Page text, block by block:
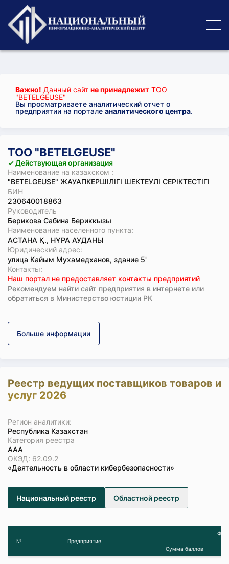
Важно! Данный сайт не принадлежит ТОО
"BETELGEUSE"
Вы просматриваете аналитический отчет о
предприятии на портале аналитического центра.
ТОО "BETELGEUSE"
✓ Действующая организация
Наименование на казахском :
"BETELGEUSE" ЖАУАПКЕРШІЛІГІ ШЕКТЕУЛІ СЕРІКТЕСТІГІ
БИН
230640018863
Руководитель
Берикова Сабина Бериккызы
Наименование населенного пункта:
АСТАНА Қ., НҰРА АУДАНЫ
Юридический адрес:
улица Кайым Мухамедханов, здание 5'
Koнтaкты:
Наш портал не предоставляет контакты предприятий
Рекомендуем найти сайт предприятия в интернете или
обратиться в Министерство юстиции РК
Больше информации
Реестр ведущих поставщиков товаров и
услуг 2026
Регион аналитики:
Республика Казахстан
Категория реестра
ААА
ОКЭД: 62.09.2
«Деятельность в области кибербезопасности»
Национальный реестр Областной реестр
№ Предприятие
Сумма баллов